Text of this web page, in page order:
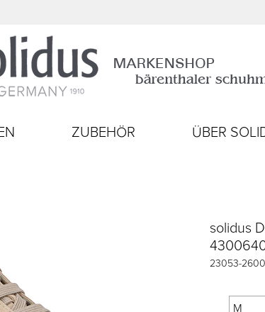
ZUBEHÖR ÜBER
solidus
23053-2600